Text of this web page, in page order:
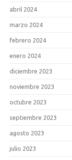
abril 2024
marzo 2024
febrero 2024
enero 2024
diciembre 2023
noviembre 2023
octubre 2023
septiembre 2023
agosto 2023
julio 2023